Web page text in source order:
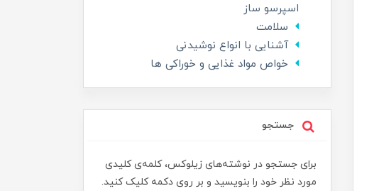
اسپرسو ساز
سلامت
آشنایی با انواع نوشیدنی
خواص مواد غذایی و خوراکی ها
جستجو
برای جستجو در نوشته‌های زیلوکس، کلمه‌ی کلیدی
مورد نظر خود را بنویسید و بر روی دکمه کلیک کنید.